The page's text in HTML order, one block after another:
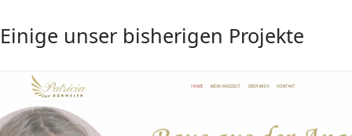
Einige unser bisherigen Projekte